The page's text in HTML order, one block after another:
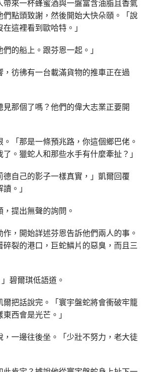
帶來一杯蜂蜜酒與一盤富含油脂且香氣
們點頭致謝，然後開始大快朵頤。「說
這裡看到歐哈特。」
們的船上。跟芬恩一起。」
，彷彿有一台載滿貨物的推車正在過
那個了嗎？他們的偉大志業正要開
「那是一條預兆路，你這個鄉巴佬。
。獵蛇人和那些水手有什麼牽扯？」
德自己的影子一樣真實，」凱爾回覆
。」
提出無聲的詢問。
，開始詳述芬恩告訴他們兩人的事。
碎裂的港口，巨蛇鱗片的惡臭，而且三
碧爾琪低語道。
爾把話說完。「寰宇盤蛇將會衝破牢籠
西會是光芒。」
，一邊往後坐。「少壯不努力，老大徒